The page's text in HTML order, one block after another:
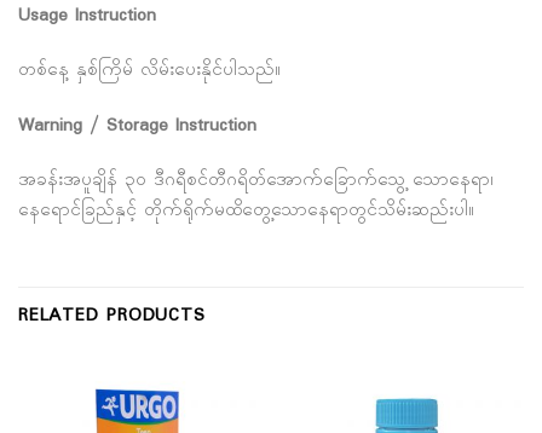
Usage Instruction
တစ်နေ့ နှစ်ကြိမ် လိမ်းပေးနိုင်ပါသည်။
Warning / Storage Instruction
အခန်းအပူချိန် ၃၀ ဒီဂရီစင်တီဂရိတ်အောက်ခြောက်သွေ့ သောနေရာ၊
နေရောင်ခြည်နှင့် တိုက်ရိုက်မထိတွေ့သောနေရာတွင်သိမ်းဆည်းပါ။
RELATED PRODUCTS